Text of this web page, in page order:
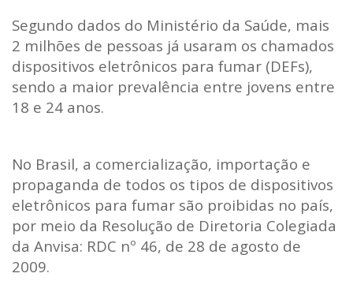
Segundo dados do Ministério da Saúde, mais
2 milhões de pessoas já usaram os chamados
dispositivos eletrônicos para fumar (DEFs),
sendo a maior prevalência entre jovens entre
18 e 24 anos.
No Brasil, a comercialização, importação e
propaganda de todos os tipos de dispositivos
eletrônicos para fumar são proibidas no país,
por meio da Resolução de Diretoria Colegiada
da Anvisa: RDC nº 46, de 28 de agosto de
2009.